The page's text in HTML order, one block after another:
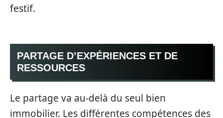
festif.
PARTAGE D’EXPÉRIENCES ET DE
RESSOURCES
Le partage va au-delà du seul bien
immobilier. Les différentes compétences des